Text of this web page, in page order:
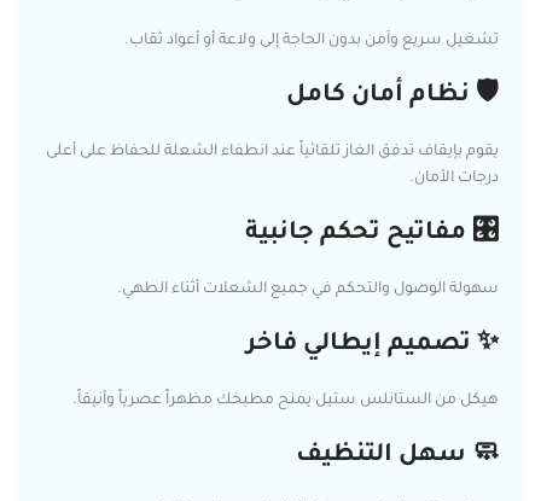
تشغيل سريع وآمن بدون الحاجة إلى ولاعة أو أعواد ثقاب.
🛡️ نظام أمان كامل
يقوم بإيقاف تدفق الغاز تلقائياً عند انطفاء الشعلة للحفاظ على أعلى
درجات الأمان.
🎛️ مفاتيح تحكم جانبية
سهولة الوصول والتحكم في جميع الشعلات أثناء الطهي.
✨ تصميم إيطالي فاخر
هيكل من الستانلس ستيل يمنح مطبخك مظهراً عصرياً وأنيقاً.
🧼 سهل التنظيف